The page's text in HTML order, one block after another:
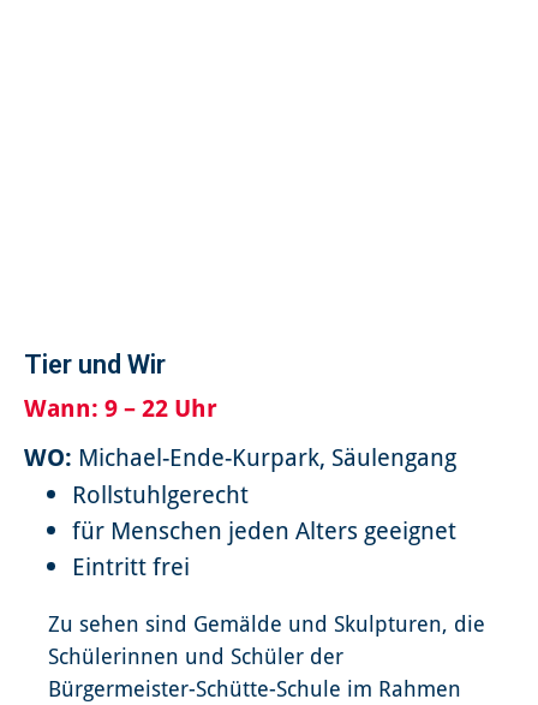
Tier und Wir
Wann: 9 – 22 Uhr
WO: Michael-Ende-Kurpark, Säulengang
Rollstuhlgerecht
für Menschen jeden Alters geeignet
Eintritt frei
Zu sehen sind Gemälde und Skulpturen, die
Schülerinnen und Schüler der
Bürgermeister-Schütte-Schule im Rahmen